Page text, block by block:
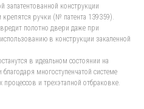
запатентованной конструкции
ручки (№ патента 139359).
полотно двери даже при
в конструкции закаленной
в идеальном состоянии на
многоступенчатой системе
и трехэтапной отбраковке.